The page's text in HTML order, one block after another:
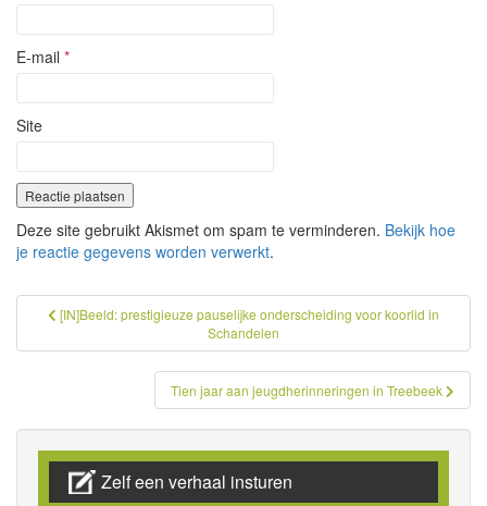
E-mail *
Site
Deze site gebruikt Akismet om spam te verminderen. Bekijk hoe
je reactie gegevens worden verwerkt.
Bericht
navigatie
[IN]Beeld: prestigieuze pauselijke onderscheiding voor koorlid in
Schandelen
Tien jaar aan jeugdherinneringen in Treebeek
Zelf een verhaal insturen